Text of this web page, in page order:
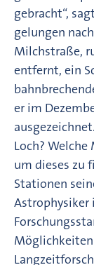
gebracht“,
gelungen
Milchstraße,
entfernt, ein
er im
Loch?
um dieses zu
Stationen
Astrophysiker